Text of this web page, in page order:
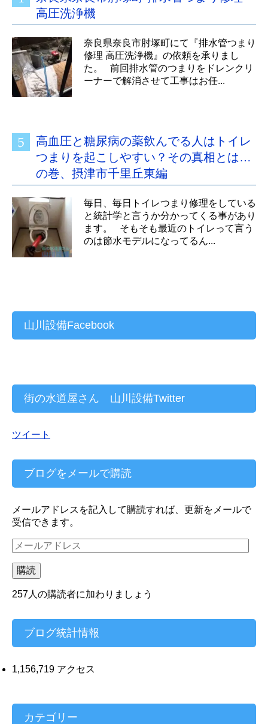
高圧洗浄機
奈良県奈良市肘塚町にて『排水管つまり
修理 高圧洗浄機』の依頼を承りまし
た。 前回排水管のつまりをドレンクリ
ーナーで解消させて工事はお任...
高血圧と糖尿病の薬飲んでる人はトイレ
つまりを起こしやすい？その真相とは…
の巻、摂津市千里丘東編
毎日、毎日トイレつまり修理をしている
と統計学と言うか分かってくる事があり
ます。 そもそも最近のトイレって言う
のは節水モデルになってるん...
山川設備Facebook
街の水道屋さん 山川設備Twitter
ツイート
ブログをメールで購読
メールアドレスを記入して購読すれば、更新をメールで
受信できます。
メ
ー
ル
ア
ド
ス
購読
257人の購読者に加わりましょう
ブログ統計情報
1,156,719 アクセス
カテゴリー